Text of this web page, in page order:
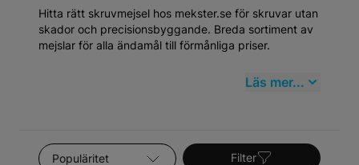
Hitta rätt skruvmejsel hos mekster.se för skruvar utan
skador och precisionsbyggande. Breda sortiment av
mejslar för alla ändamål till förmånliga priser.
Läs mer...
Sortera efter Filter